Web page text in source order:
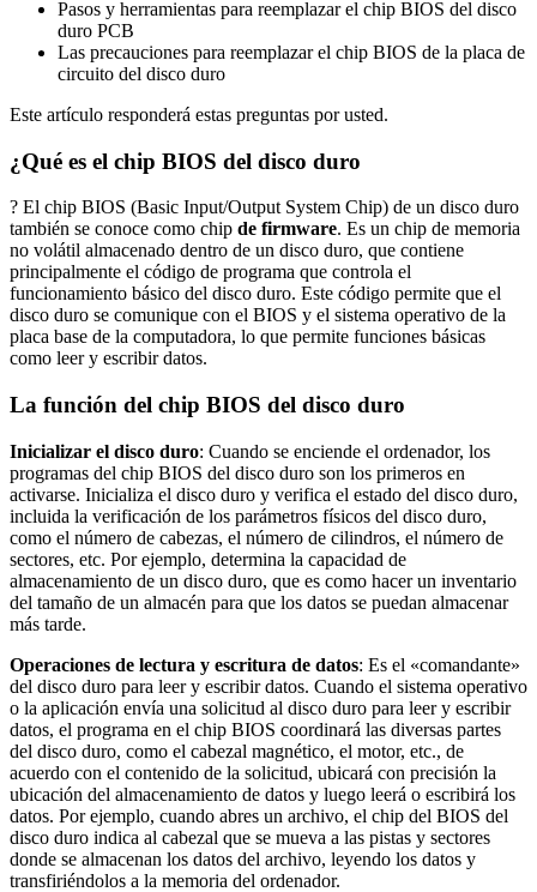
Pasos y herramientas para reemplazar el chip BIOS del disco
duro PCB
Las precauciones para reemplazar el chip BIOS de la placa de
circuito del disco duro
Este artículo responderá estas preguntas por usted.
¿Qué es el chip BIOS del disco duro
? El chip BIOS (Basic Input/Output System Chip) de un disco duro
también se conoce como chip de firmware. Es un chip de memoria
no volátil almacenado dentro de un disco duro, que contiene
principalmente el código de programa que controla el
funcionamiento básico del disco duro. Este código permite que el
disco duro se comunique con el BIOS y el sistema operativo de la
placa base de la computadora, lo que permite funciones básicas
como leer y escribir datos.
La función del chip BIOS del disco duro
Inicializar el disco duro: Cuando se enciende el ordenador, los
programas del chip BIOS del disco duro son los primeros en
activarse. Inicializa el disco duro y verifica el estado del disco duro,
incluida la verificación de los parámetros físicos del disco duro,
como el número de cabezas, el número de cilindros, el número de
sectores, etc. Por ejemplo, determina la capacidad de
almacenamiento de un disco duro, que es como hacer un inventario
del tamaño de un almacén para que los datos se puedan almacenar
más tarde.
Operaciones de lectura y escritura de datos: Es el «comandante»
del disco duro para leer y escribir datos. Cuando el sistema operativo
o la aplicación envía una solicitud al disco duro para leer y escribir
datos, el programa en el chip BIOS coordinará las diversas partes
del disco duro, como el cabezal magnético, el motor, etc., de
acuerdo con el contenido de la solicitud, ubicará con precisión la
ubicación del almacenamiento de datos y luego leerá o escribirá los
datos. Por ejemplo, cuando abres un archivo, el chip del BIOS del
disco duro indica al cabezal que se mueva a las pistas y sectores
donde se almacenan los datos del archivo, leyendo los datos y
transfiriéndolos a la memoria del ordenador.